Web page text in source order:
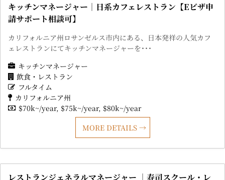
キッチンマネージャー｜日系カフェレストラン【Eビザ申
請サポート相談可】
カリフォルニア州ロサンゼルス市内にある、日本発祥の人気カフ
ェレストランにてキッチンマネージャーを･･･
キッチンマネージャー
飲食・レストラン
フルタイム
カリフォルニア州
$70k~/year $75k~/year $80k~/year
MORE DETAILS
レストランジェネラルマネージャー ｜寿司スクール・レ